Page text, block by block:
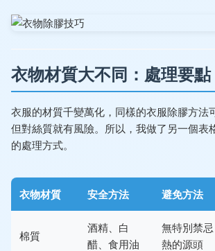
衣物材質大不同：處理要點
衣服的材質千變萬化，同樣的衣服除膠方法
但對絲質就有風險。所以，我做了另一個表
的處理方式。
衣物材質 安全方法 避免方法
棉質
酒精、白
醋、食用油
無特別禁
熱的源頭